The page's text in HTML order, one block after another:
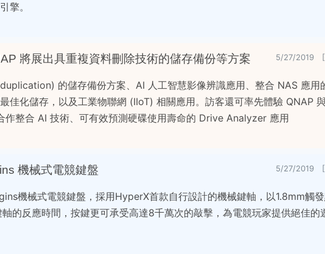
擎。
將展出具重複資料刪除技術的儲存備份等方案 5/27/2019 [
的儲存備份方案、AI 人工智慧影像辨識應用、整合 NAS 應用
佳化儲存，以及工業物聯網 (IIoT) 相關應用。訪客還可率先體驗 QNAP
作整合 AI 技術、可有效預測硬碟使用壽命的 Drive Analyzer 應用
機械式電競鍵盤 5/27/2019 [
機械式電競鍵盤，採用HyperX首款自行設計的機械鍵軸，以1.8mm觸
的反應時間，按鍵更可承受高達8千萬次的敲擊，為電競玩家提供絕佳的